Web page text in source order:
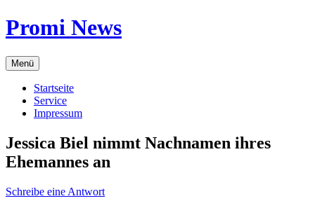
Zum
Inhalt
Promi News
Menü
Startseite
Service
Impressum
Jessica Biel nimmt Nachnamen ihres
Ehemannes an
Schreibe eine Antwort